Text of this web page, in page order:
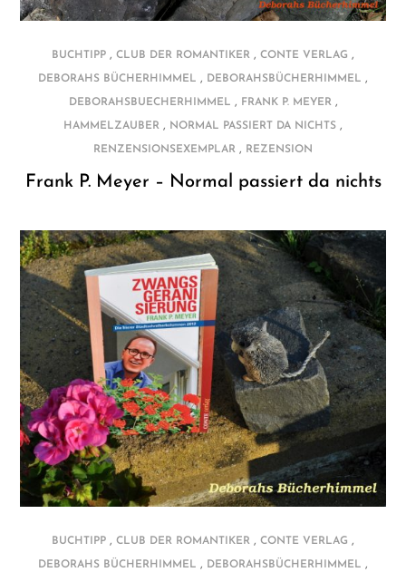
BUCHTIPP , CLUB DER ROMANTIKER , CONTE VERLAG ,
DEBORAHS BÜCHERHIMMEL , DEBORAHSBÜCHERHIMMEL ,
DEBORAHSBUECHERHIMMEL , FRANK P. MEYER,
HAMMELZAUBER , NORMAL PASSIERT DA NICHTS ,
RENZENSIONSEXEMPLAR , REZENSION
Frank P. Meyer – Normal passiert da nichts
BUCHTIPP , CLUB DER ROMANTIKER , CONTE VERLAG ,
DEBORAHS BÜCHERHIMMEL , DEBORAHSBÜCHERHIMMEL ,